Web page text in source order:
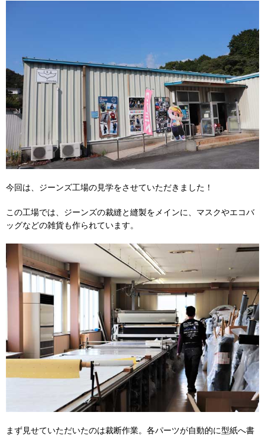
今回は、ジーンズ工場の見学をさせていただきました！
この工場では、ジーンズの裁縫と縫製をメインに、マスクやエコバ
ッグなどの雑貨も作られています。
まず見せていただいたのは裁断作業。各パーツが自動的に型紙へ書